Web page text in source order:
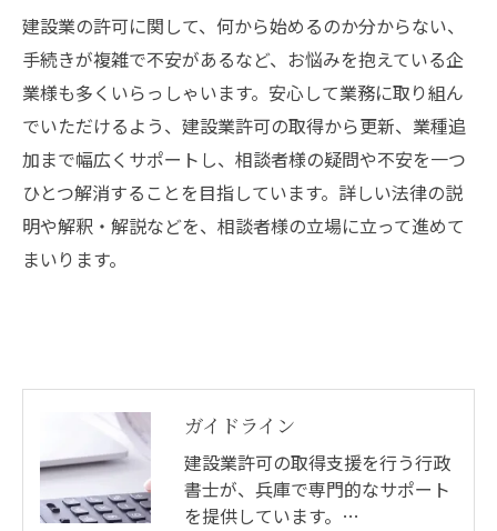
建設業の許可に関して、何から始めるのか分からない、
手続きが複雑で不安があるなど、お悩みを抱えている企
業様も多くいらっしゃいます。安心して業務に取り組ん
でいただけるよう、建設業許可の取得から更新、業種追
加まで幅広くサポートし、相談者様の疑問や不安を一つ
ひとつ解消することを目指しています。詳しい法律の説
明や解釈・解説などを、相談者様の立場に立って進めて
まいります。
ガイドライン
建設業許可の取得支援を行う行政
書士が、兵庫で専門的なサポート
を提供しています。…